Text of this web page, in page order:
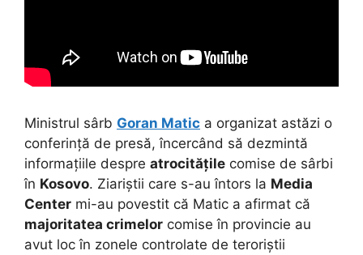
Ministrul sârb Goran Matic a organizat astăzi o
conferință de presă, încercând să dezmintă
informațiile despre atrocitățile comise de sârbi
în Kosovo. Ziariștii care s-au întors la Media
Center mi-au povestit că Matic a afirmat că
majoritatea crimelor comise în provincie au
avut loc în zonele controlate de teroriștii